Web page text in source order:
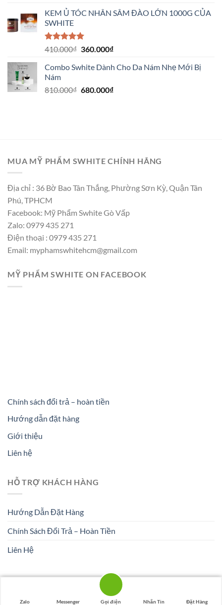
5 sao
KEM Ủ TÓC NHÂN SÂM ĐÀO LỚN 1000G CỦA
SWHITE
Được xếp
5 sao
410.000₫ 360.000₫
Combo Swhite Dành Cho Da Nám Nhẹ Mới Bị
Nám
810.000₫ 680.000₫
MUA MỸ PHẨM SWHITE CHÍNH HÃNG
Địa chỉ : 36 Bờ Bao Tân Thắng, Phường Sơn Kỳ, Quận Tân
Phú, TPHCM
Facebook: Mỹ Phẩm Swhite Gò Vấp
Zalo: 0979 435 271
Điện thoại : 0979 435 271
Email: myphamswhitehcm@gmail.com
MỸ PHẨM SWHITE ON FACEBOOK
Chính sách đổi trả – hoàn tiền
Hướng dẫn đặt hàng
Giới thiệu
Liên hệ
HỖ TRỢ KHÁCH HÀNG
Hướng Dẫn Đặt Hàng
Chính Sách Đổi Trả – Hoàn Tiền
Liên Hệ
Zalo Messenger Gọi điện Nhắn Tin Đặt Hàng